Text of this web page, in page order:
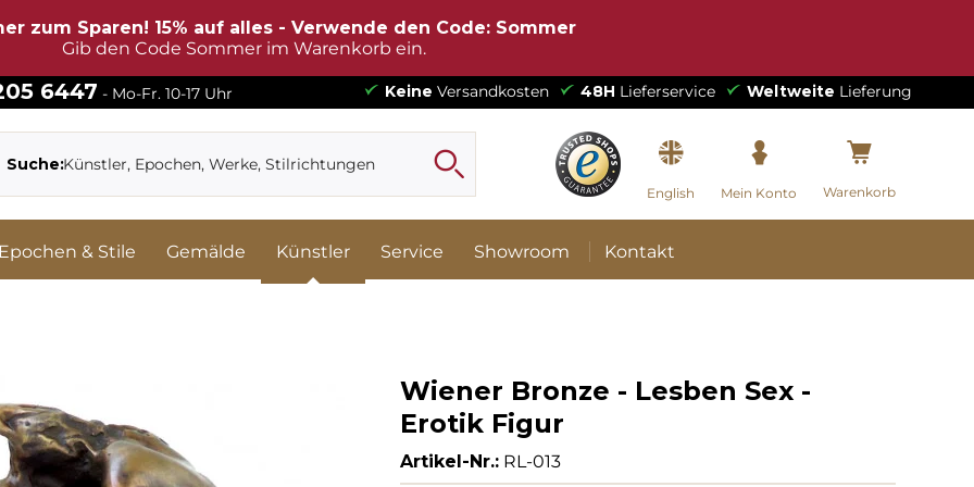
zum Sparen! 15% auf alles - Verwende den Code: Sommer
Gib den Code Sommer im Warenkorb ein.
6447 - Mo-Fr. 10-17 Uhr Keine Versandkosten 48H Lieferservice Weltweite Lieferung
Suche:
English Mein Konto Warenkorb
& Stile Gemälde Künstler Service Showroom Kontakt
Wiener Bronze - Lesben Sex -
Erotik Figur
Artikel-Nr.: RL-013